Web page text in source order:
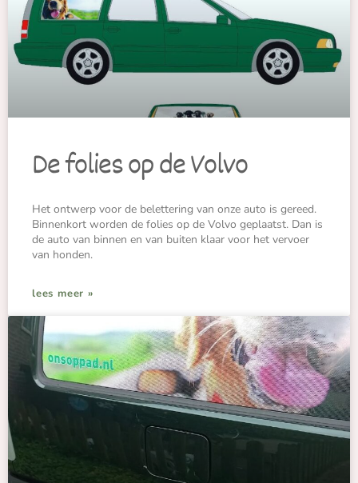
De folies op de Volvo
Het ontwerp voor de belettering van onze auto is gereed.
Binnenkort worden de folies op de Volvo geplaatst. Dan is
de auto van binnen en van buiten klaar voor het vervoer
van honden.
lees meer »